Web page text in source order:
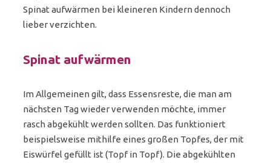
Spinat aufwärmen bei kleineren Kindern dennoch
lieber verzichten.
Spinat aufwärmen
Im Allgemeinen gilt, dass Essensreste, die man am
nächsten Tag wieder verwenden möchte, immer
rasch abgekühlt werden sollten. Das funktioniert
beispielsweise mithilfe eines großen Topfes, der mit
Eiswürfel gefüllt ist (Topf in Topf). Die abgekühlten